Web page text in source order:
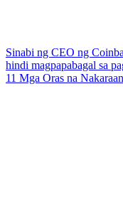
Sinabi ng CEO ng
hindi magpapabagal sa
11 Mga Oras na Nakaraan